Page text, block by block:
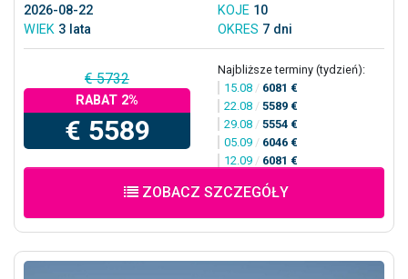
2026-08-22
KOJE 10
WIEK 3 lata OKRES 7 dni
€ 5732
RABAT 2%
€ 5589
Najbliższe terminy (tydzień):
15.08 / 6081 €
22.08 / 5589 €
29.08 / 5554 €
05.09 / 6046 €
12.09 / 6081 €
ZOBACZ SZCZEGÓŁY